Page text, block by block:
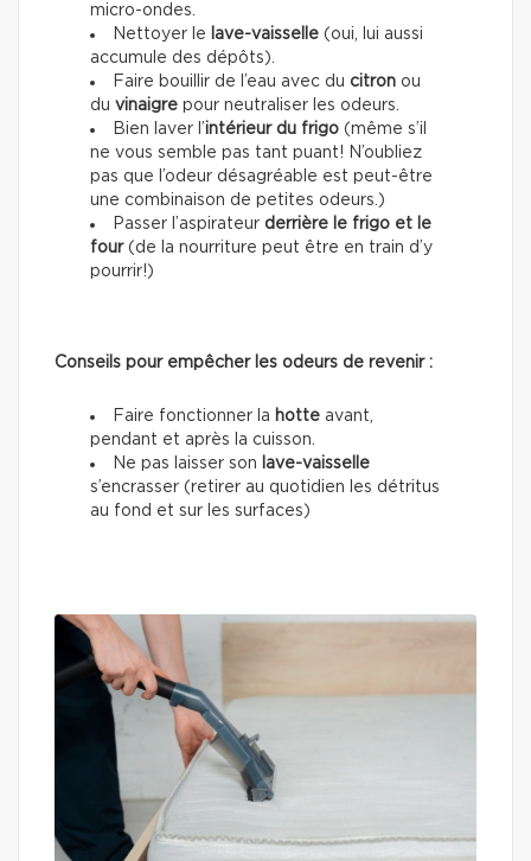
micro-ondes.
Nettoyer le
lave-vaisselle (oui, lui aussi
accumule des dépôts).
Faire bouillir de l’eau avec du citron ou
du vinaigre pour neutraliser les odeurs.
Bien laver l’intérieur du frigo (même s’il
ne vous semble pas tant puant! N’oubliez
pas que l’odeur désagréable est peut-être
une combinaison de petites odeurs.)
Passer l’aspirateur derrière le frigo et le
four(de la nourriture peut être en train d’y
pourrir!)
Conseils pour empêcher les odeurs de revenir :
Faire fonctionner la hotte avant,
pendant et après la cuisson.
Ne pas laisser son
lave-vaisselle
s’encrasser (retirer au quotidien les détritus
au fond et sur les surfaces)